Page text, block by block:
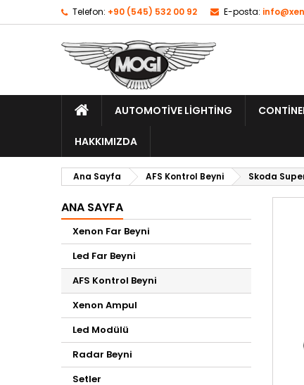
Telefon: +90 (545) 532 00 92 E-posta:
AUTOMOTIVE LIGHTING
HAKKIMIZDA
Ana Sayfa AFS Kontrol Beyni Skoda
ANA SAYFA
Xenon Far Beyni
Led Far Beyni
AFS Kontrol Beyni
Xenon Ampul
Led Modülü
Radar Beyni
Setler